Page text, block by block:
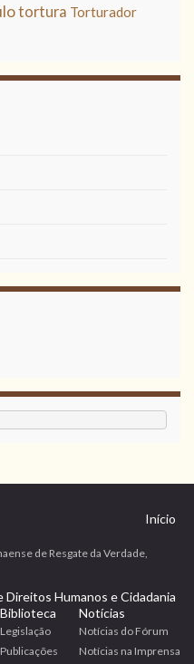
tortura Torturador
Início
de Resgate da Verdade,
Direitos Humanos e Cidadania
Biblioteca
Legislação
Publicações
Notícias
Notícias do Fórum
Notícias na Imprensa